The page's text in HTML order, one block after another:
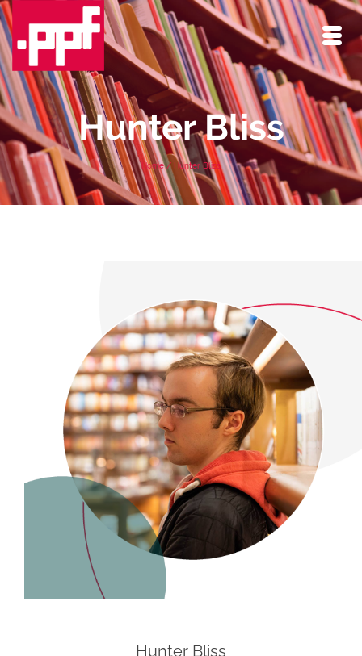
Hunter Bliss
Home / Hunter Bliss
Hunter Bliss